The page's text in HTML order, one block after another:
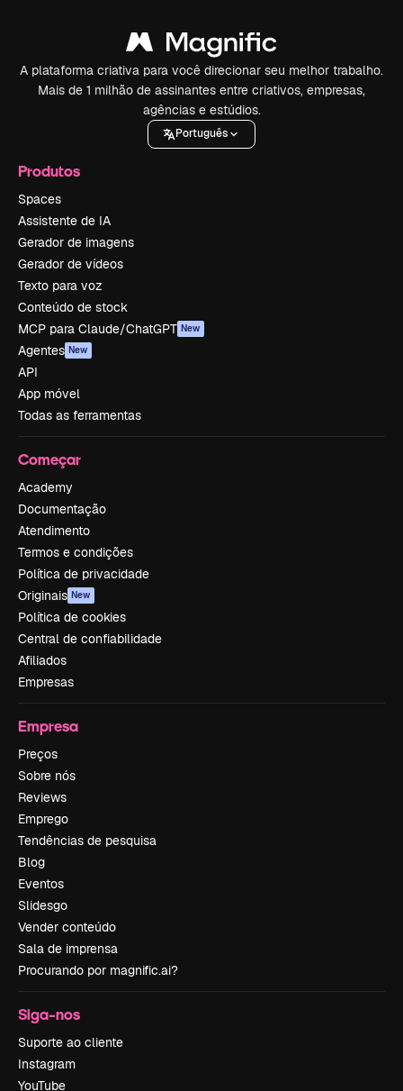
A plataforma criativa para você direcionar seu melhor trabalho.
Mais de 1 milhão de assinantes entre criativos, empresas,
agências e estúdios.
Português
Produtos
Spaces
Assistente de IA
Gerador de imagens
Gerador de vídeos
Texto para voz
Conteúdo de stock
MCP para Claude/ChatGPT New
Agentes New
API
App móvel
Todas as ferramentas
Começar
Academy
Documentação
Atendimento
Termos e condições
Política de privacidade
Originais New
Política de cookies
Central de confiabilidade
Afiliados
Empresas
Empresa
Preços
Sobre nós
Reviews
Emprego
Tendências de pesquisa
Blog
Eventos
Slidesgo
Vender conteúdo
Sala de imprensa
Procurando por magnific.ai?
Siga-nos
Suporte ao cliente
Instagram
YouTube